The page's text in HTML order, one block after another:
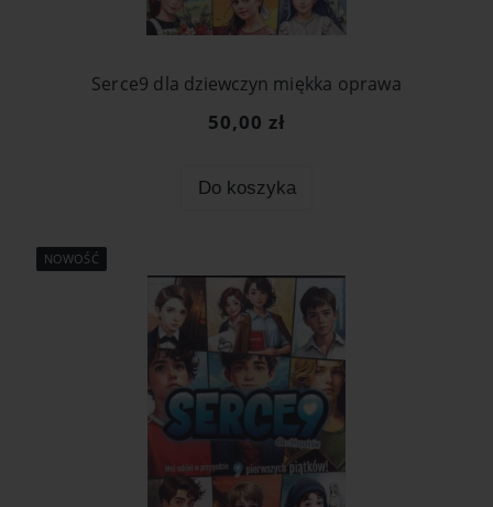
Serce9 dla dziewczyn miękka oprawa
50,00 zł
Do koszyka
NOWOŚĆ